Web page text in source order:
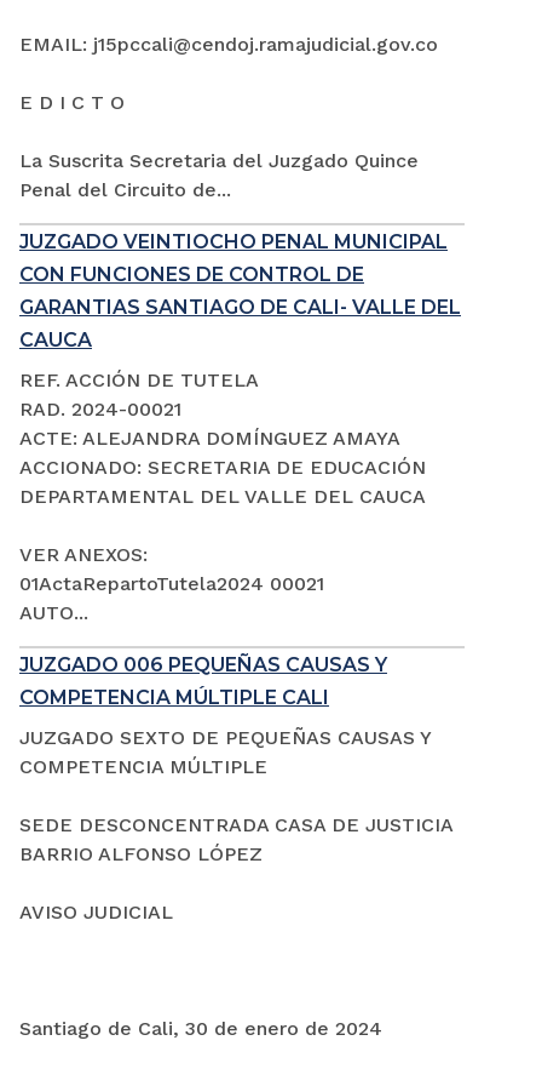
EMAIL: j15pccali@cendoj.ramajudicial.gov.co
E D I C T O
La Suscrita Secretaria del Juzgado Quince
Penal del Circuito de...
JUZGADO VEINTIOCHO PENAL MUNICIPAL
CON FUNCIONES DE CONTROL DE
GARANTIAS SANTIAGO DE CALI- VALLE DEL
CAUCA
REF. ACCIÓN DE TUTELA
RAD. 2024-00021
ACTE: ALEJANDRA DOMÍNGUEZ AMAYA
ACCIONADO: SECRETARIA DE EDUCACIÓN
DEPARTAMENTAL DEL VALLE DEL CAUCA
VER ANEXOS:
01ActaRepartoTutela2024 00021
AUTO...
JUZGADO 006 PEQUEÑAS CAUSAS Y
COMPETENCIA MÚLTIPLE CALI
JUZGADO SEXTO DE PEQUEÑAS CAUSAS Y
COMPETENCIA MÚLTIPLE
SEDE DESCONCENTRADA CASA DE JUSTICIA
BARRIO ALFONSO LÓPEZ
AVISO JUDICIAL
Santiago de Cali, 30 de enero de 2024